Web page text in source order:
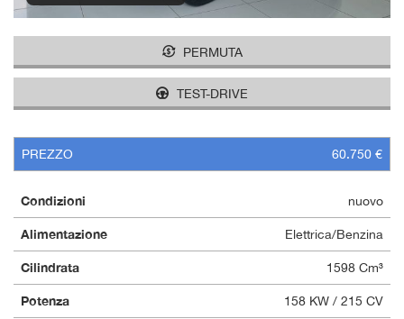
PERMUTA
TEST-DRIVE
PREZZO 60.750 €
Condizioni nuovo
Alimentazione Elettrica/Benzina
Cilindrata 1598 Cm³
Potenza 158 KW / 215 CV